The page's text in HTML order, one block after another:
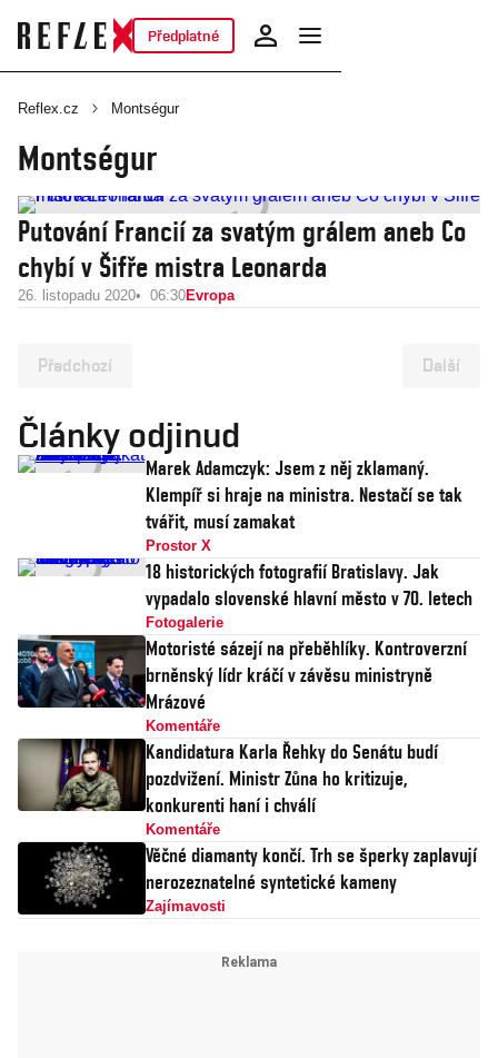
Předplatné
Reflex.cz Montségur
Montségur
Putování Francií za svatým grálem aneb Co
chybí v Šifře mistra Leonarda
26. listopadu 2020 06:30Evropa
Předchozí Další
Články odjinud
Marek Adamczyk: Jsem z něj zklamaný.
Klempíř si hraje na ministra. Nestačí se tak
tvářit, musí zamakat
Prostor X
18 historických fotografií Bratislavy. Jak
vypadalo slovenské hlavní město v 70. letech
Fotogalerie
Motoristé sázejí na přeběhlíky. Kontroverzní
brněnský lídr kráčí v závěsu ministryně
Mrázové
Komentáře
Kandidatura Karla Řehky do Senátu budí
pozdvižení. Ministr Zůna ho kritizuje,
konkurenti haní i chválí
Komentáře
Věčné diamanty končí. Trh se šperky zaplavují
nerozeznatelné syntetické kameny
Zajímavosti